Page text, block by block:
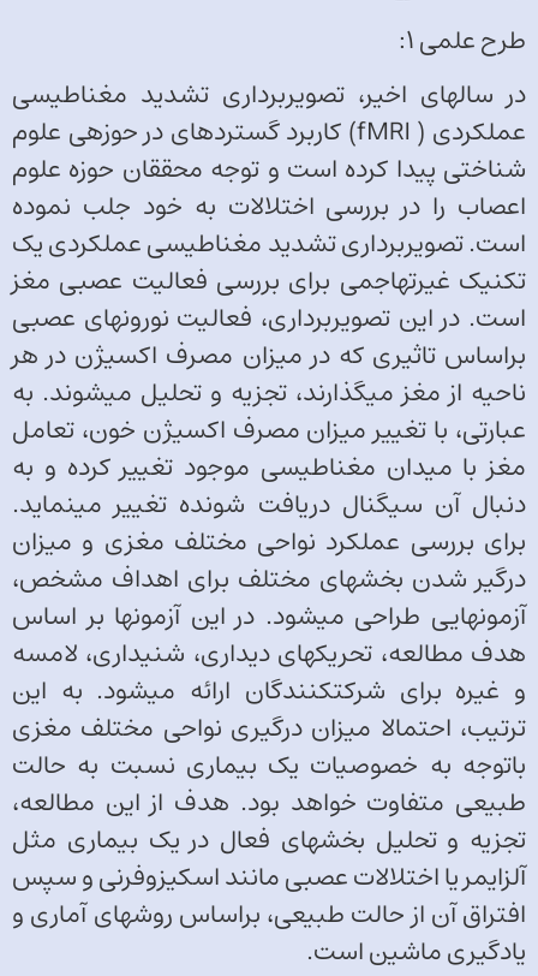
طرح علمی 1:
در سال­های اخیر، تصویربرداری تشدید مغناطیسی
عملکردی ( fMRI) کاربرد گسترده­ای در حوزه­ی علوم
شناختی پیدا کرده است و توجه محققان حوزه علوم
اعصاب را در بررسی اختلالات به خود جلب نموده
است. تصویربرداری تشدید مغناطیسی عملکردی یک
تکنیک غیرتهاجمی برای بررسی فعالیت عصبی مغز
است. در این تصویربرداری، فعالیت نورون­های عصبی
براساس تاثیری که در میزان مصرف اکسیژن در هر
ناحیه از مغز می­گذارند، تجزیه و تحلیل می­شوند. به
عبارتی، با تغییر میزان مصرف اکسیژن خون، تعامل
مغز با میدان مغناطیسی موجود تغییر کرده و به
دنبال آن سیگنال دریافت شونده تغییر می­نماید.
برای بررسی عملکرد نواحی مختلف مغزی و میزان
درگیر شدن بخش­های مختلف برای اهداف مشخص،
آزمون­هایی طراحی می­شود. در این آزمون­ها بر اساس
هدف مطالعه، تحریک­های دیداری، شنیداری، لامسه
و غیره برای شرکت­کنندگان ارائه می­شود. به این
ترتیب، احتمالا میزان درگیری نواحی مختلف مغزی
باتوجه به خصوصیات یک بیماری نسبت به حالت
طبیعی متفاوت خواهد بود. هدف از این مطالعه،
تجزیه و تحلیل بخش­های فعال در یک بیماری مثل
آلزایمر یا اختلالات عصبی مانند اسکیزوفرنی و سپس
افتراق آن از حالت طبیعی، براساس روش­های آماری و
یادگیری ماشین است.